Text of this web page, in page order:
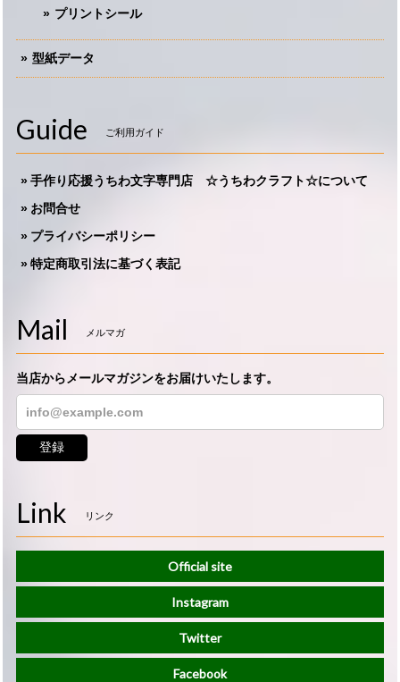
プリントシール
型紙データ
Guide ご利用ガイド
手作り応援うちわ文字専門店 ☆うちわクラフト☆について
お問合せ
プライバシーポリシー
特定商取引法に基づく表記
Mail メルマガ
当店からメールマガジンをお届けいたします。
登録
Link リンク
Official site
Instagram
Twitter
Facebook